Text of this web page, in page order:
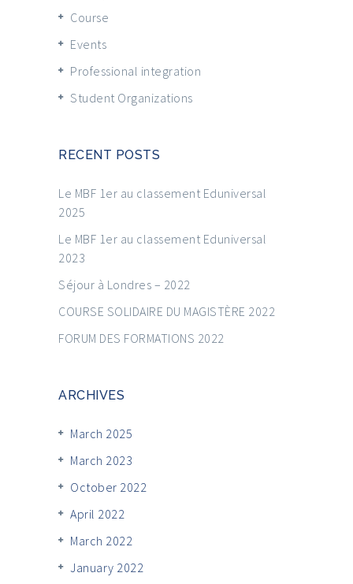
Course
Events
Professional integration
Student Organizations
RECENT POSTS
Le MBF 1er au classement Eduniversal
2025
Le MBF 1er au classement Eduniversal
2023
Séjour à Londres – 2022
COURSE SOLIDAIRE DU MAGISTÈRE 2022
FORUM DES FORMATIONS 2022
ARCHIVES
March 2025
March 2023
October 2022
April 2022
March 2022
January 2022